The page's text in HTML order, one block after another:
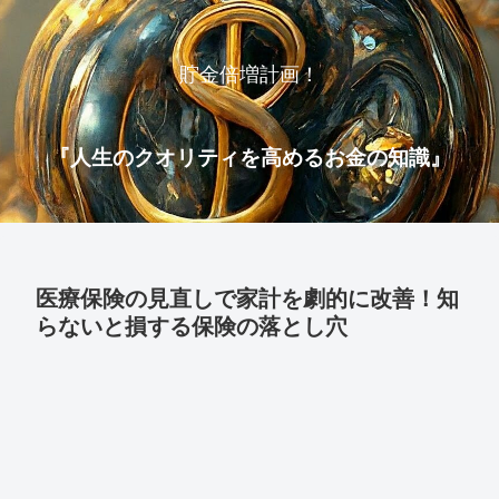
貯金倍増計画！
『人生のクオリティを高めるお金の知識』
医療保険の見直しで家計を劇的に改善！知
らないと損する保険の落とし穴